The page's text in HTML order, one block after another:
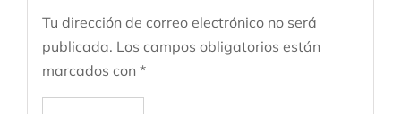
Tu dirección de correo electrónico no será
publicada. Los campos obligatorios están
marcados con *